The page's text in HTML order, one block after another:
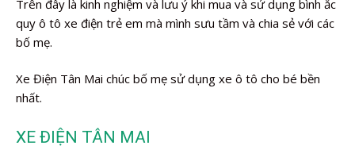
Trên đây là kinh nghiệm và lưu ý khi mua và sử dụng bình ắc
quy ô tô xe điện trẻ em mà mình sưu tầm và chia sẻ với các
bố mẹ.
Xe Điện Tân Mai chúc bố mẹ sử dụng xe ô tô cho bé bền
nhất.
XE ĐIỆN TÂN MAI